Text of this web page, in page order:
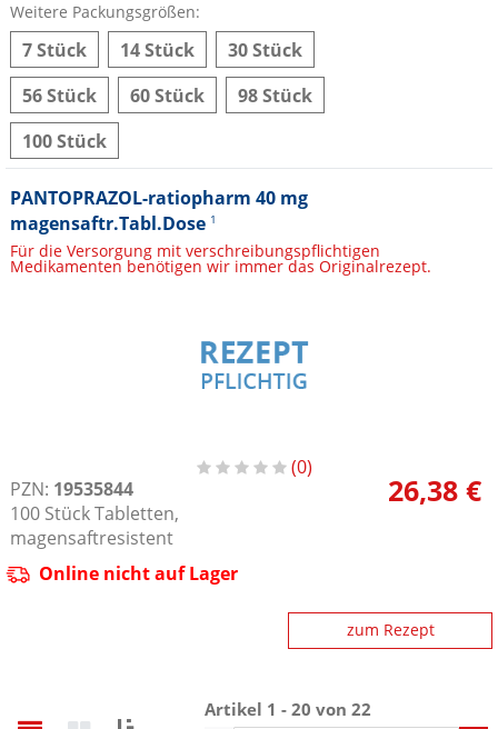
Weitere Packungsgrößen:
7 Stück 14 Stück
30 Stück
56 Stück
60 Stück
98 Stück
100 Stück
PANTOPRAZOL-ratiopharm 40 mg
magensaftr.Tabl.Dose 1
Für die Versorgung mit verschreibungspflichtigen
Medikamenten benötigen wir immer das Originalrezept.
0
PZN: 19535844
100 Stück Tabletten,
magensaftresistent
26,38 €
Online nicht auf Lager
zum Rezept
Artikel 1 - 20 von22